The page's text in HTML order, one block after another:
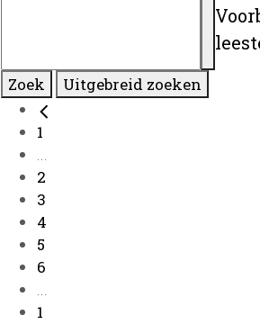
Zoek Uitgebreid zoeken
1
...
2
3
4
5
6
...
1